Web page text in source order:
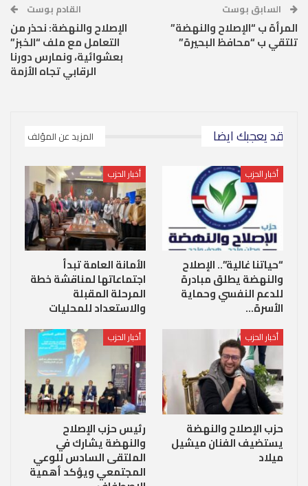
السابق بوست
المرأة ب “الإصلاح والنهضة”
تلتقي ب “محافظ البحيرة”
القادم بوست
الإصلاح والنهضة: نحذر من
التعامل مع ملف “الخبز”
بعشوائية، ونمارس دورنا
الرقابي تجاه الأزمة
قد يعجبك ايضا المزيد عن المؤلف
أخبار الحزب
“حياتنا غالية”.. الإصلاح
والنهضة يطلق مبادرة
للدعم النفسي وحماية
الأسرة…
أخبار الحزب
الأمانة العامة تبدأ
اجتماعاتها لمناقشة خطة
المرحلة المقبلة
والاستعداد للمحليات
أخبار الحزب
حزب الإصلاح والنهضة
يستضيف الفنان ميشيل
ميلاد
أخبار الحزب
رئيس حزب الإصلاح
والنهضة يشارك في
الملتقى السادس للوعي
المجتمعي ويؤكد أهمية